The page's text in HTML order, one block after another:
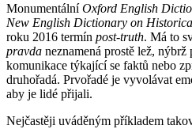
MonumentálníOxford English
New English Dictionary on
roku 2016 termín post-truth. Má to
pravda neznamená prostě lež,
komunikace týkající se faktů nebo
druhořadá. Prvořadé je vyvolávat
aby je lidé přijali.
Nejčastěji uváděným příkladem